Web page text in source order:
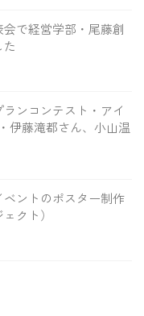
で経営学部・尾藤創
ンコンテスト・アイ
伊藤滝都さん、小山温
ントのポスター制作
クト）